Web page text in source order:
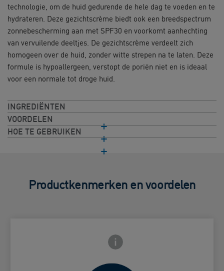
technologie, om de huid gedurende de hele dag te voeden en te
hydrateren. Deze gezichtscrème biedt ook een breedspectrum
zonnebescherming aan met SPF30 en voorkomt aanhechting
van vervuilende deeltjes. De gezichtscrème verdeelt zich
homogeen over de huid, zonder witte strepen na te laten. Deze
formule is hypoallergeen, verstopt de poriën niet en is ideaal
voor een normale tot droge huid.
INGREDIËNTEN
VOORDELEN
HOE TE GEBRUIKEN
Productkenmerken en voordelen
Frontside Info icon